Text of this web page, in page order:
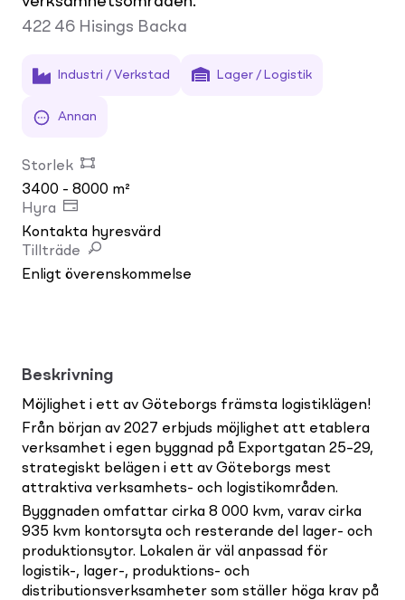
422 46 Hisings Backa
Industri / Verkstad Lager / Logistik
Annan
Storlek
3400 - 8000 m²
Hyra
Kontakta hyresvärd
Tillträde
Enligt överenskommelse
Beskrivning
Möjlighet i ett av Göteborgs främsta logistiklägen!
Från början av 2027 erbjuds möjlighet att etablera
verksamhet i egen byggnad på Exportgatan 25–29,
strategiskt belägen i ett av Göteborgs mest
attraktiva verksamhets- och logistikområden.
Byggnaden omfattar cirka 8 000 kvm, varav cirka
935 kvm kontorsyta och resterande del lager- och
produktionsytor. Lokalen är väl anpassad för
logistik-, lager-, produktions- och
distributionsverksamheter som ställer höga krav på